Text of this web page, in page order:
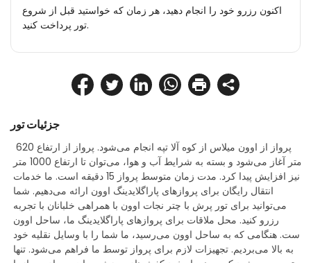
جزئیات تور
اکنون رزرو خود را انجام دهید، هر زمان که خواستید قبل از شروع
تور پرداخت کنید.